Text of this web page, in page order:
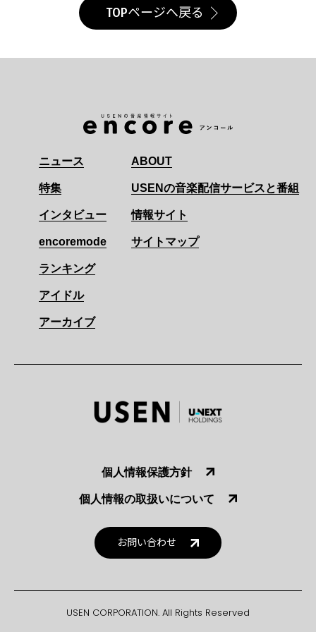
TOPページへ戻る
ニュース
特集
インタビュー
encoremode
ランキング
アイドル
アーカイブ
ABOUT
USENの音楽配信サービスと番組
情報サイト
サイトマップ
個人情報保護方針
個人情報の取扱いについて
お問い合わせ
USEN CORPORATION. All Rights Reserved